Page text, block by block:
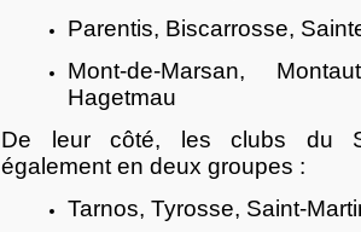
Parentis, Biscarrosse,
Mont-de-Marsan,
Hagetmau
De leur côté, les clubs du
également en deux groupes :
Tarnos, Tyrosse, Saint-